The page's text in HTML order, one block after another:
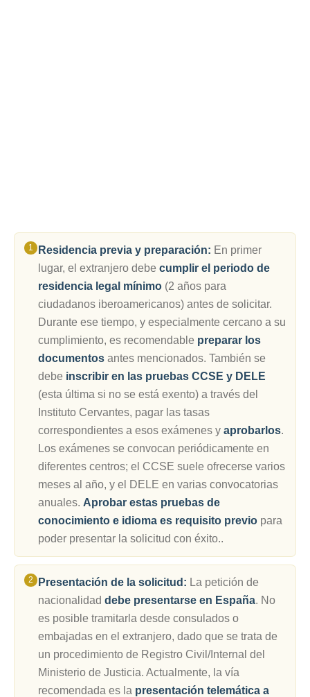
Residencia previa y preparación: En primer
lugar, el extranjero debe cumplir el periodo de
residencia legal mínimo(2 años para
ciudadanos iberoamericanos) antes de solicitar.
Durante ese tiempo, y especialmente cercano a su
cumplimiento, es recomendable preparar los
documentosantes mencionados. También se
debe inscribir en las pruebas CCSE y DELE
(esta última si no se está exento) a través del
Instituto Cervantes, pagar las tasas
correspondientes a esos exámenes y aprobarlos.
Los exámenes se convocan periódicamente en
diferentes centros; el CCSE suele ofrecerse varios
meses al año, y el DELE en varias convocatorias
anuales. Aprobar estas pruebas de
conocimiento e idioma es requisito previopara
poder presentar la solicitud con éxito..
Presentación de la solicitud: La petición de
nacionalidad debe presentarse en España. No
es posible tramitarla desde consulados o
embajadas en el extranjero, dado que se trata de
un procedimiento de Registro Civil/Internal del
Ministerio de Justicia. Actualmente, la vía
recomendada es la presentación telemática a